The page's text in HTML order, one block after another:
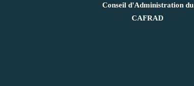
Conseil d'Administration du
CAFRAD